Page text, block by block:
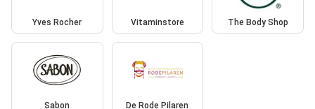
Yves Rocher Vitaminstore The Body Shop
Sabon De Rode Pilaren